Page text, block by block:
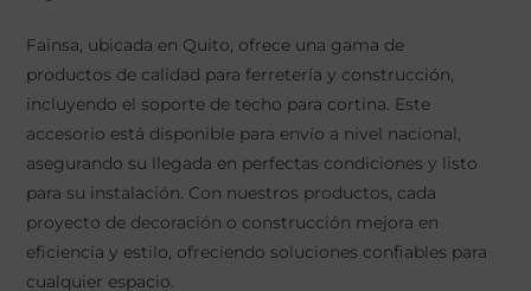
Fainsa, ubicada en Quito, ofrece una gama de
productos de calidad para ferretería y construcción,
incluyendo el soporte de techo para cortina. Este
accesorio está disponible para envío a nivel nacional,
asegurando su llegada en perfectas condiciones y listo
para su instalación. Con nuestros productos, cada
proyecto de decoración o construcción mejora en
eficiencia y estilo, ofreciendo soluciones confiables para
cualquier espacio.